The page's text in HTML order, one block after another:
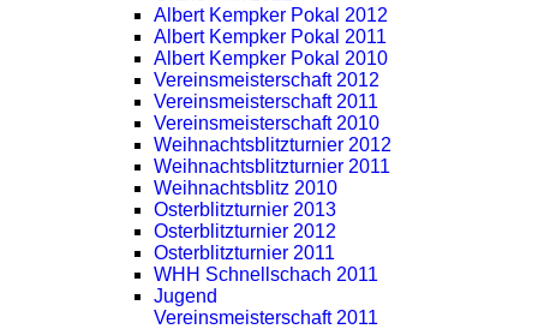
Albert Kempker Pokal 2012
Albert Kempker Pokal 2011
Albert Kempker Pokal 2010
Vereinsmeisterschaft 2012
Vereinsmeisterschaft 2011
Vereinsmeisterschaft 2010
Weihnachtsblitzturnier 2012
Weihnachtsblitzturnier 2011
Weihnachtsblitz 2010
Osterblitzturnier 2013
Osterblitzturnier 2012
Osterblitzturnier 2011
WHH Schnellschach 2011
Jugend
Vereinsmeisterschaft 2011